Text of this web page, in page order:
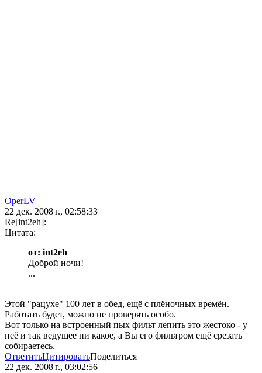
OperLV
22 дек. 2008 г., 02:58:33
Re[int2eh]:
Цитата:
от: int2eh
Доброй ночи!
...
Этой "рацухе" 100 лет в обед, ещё с плёночных времён.
Работать будет, можно не проверять особо.
Вот только на встроенный пых фильт лепить это жестоко - у
неё и так ведущее ни какое, а Вы его фильтром ещё срезать
собираетесь.
ОтветитьЦитироватьПоделиться
22 дек. 2008 г., 03:02:56